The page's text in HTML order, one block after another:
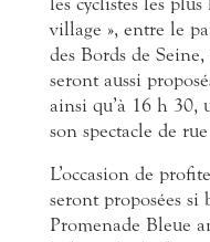
village », entre le
des Bords de
seront aussi
ainsi qu’à 16 h 30,
son spectacle de
L’occasion de
seront proposées si
Promenade Bleue